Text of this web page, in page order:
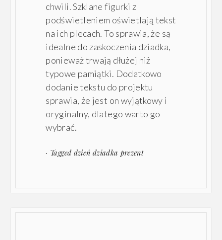
chwili. Szklane figurki z
podświetleniem oświetlają tekst
na ich plecach. To sprawia, że są
idealne do zaskoczenia dziadka,
ponieważ trwają dłużej niż
typowe pamiątki. Dodatkowo
dodanie tekstu do projektu
sprawia, że jest on wyjątkowy i
oryginalny, dlatego warto go
wybrać.
· Tagged dzień dziadka prezent